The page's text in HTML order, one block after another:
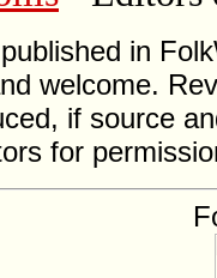
in
welcome.
if source
for